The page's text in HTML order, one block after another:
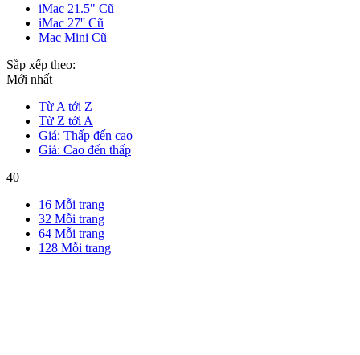
iMac 21.5" Cũ
iMac 27'' Cũ
Mac Mini Cũ
Sắp xếp theo:
Mới nhất
Từ A tới Z
Từ Z tới A
Giá: Thấp đến cao
Giá: Cao đến thấp
40
16 Mỗi trang
32 Mỗi trang
64 Mỗi trang
128 Mỗi trang